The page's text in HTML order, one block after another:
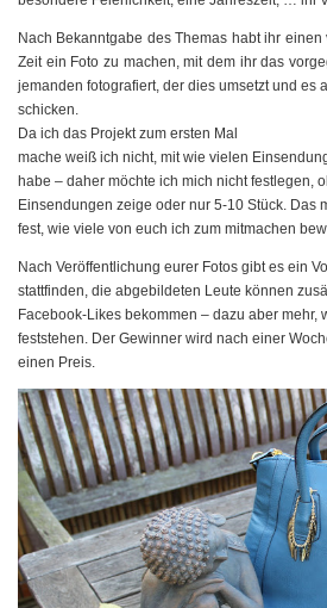
Nach Bekanntgabe des Themas habt ihr
Zeit ein Foto zu machen, mit dem ihr das
jemanden fotografiert, der dies umsetzt und es
schicken.
Da ich das Projekt zum ersten Mal
mache weiß ich nicht, mit wie vielen
habe – daher möchte ich mich nicht festlegen,
Einsendungen zeige oder nur 5-10 Stück. Das
fest, wie viele von euch ich zum mitmachen
Nach Veröffentlichung eurer Fotos gibt es ein
stattfinden, die abgebildeten Leute können
Facebook-Likes bekommen – dazu aber mehr,
feststehen. Der Gewinner wird nach einer
einen Preis.